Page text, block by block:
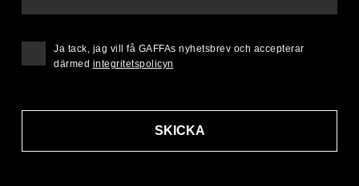
SKICKA
Ja tack, jag vill få GAFFAs nyhetsbrev och accepterar
därmed integritetspolicyn